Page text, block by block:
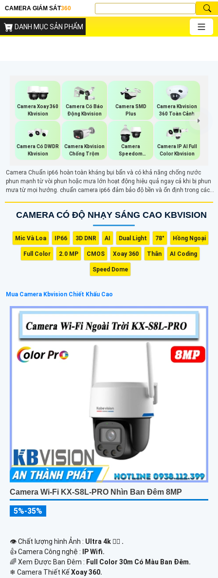
CAMERA GIÁM SÁT360
DANH MỤC SẢN PHẨM
Camera Xoay 360
Kbvision
Camera Có Báo
Động Kbvision
Camera SMD
Plus
Camera Kbvision
360 Toàn Cảnh
Camera Có DWDR
Kbvision
Camera Kbvision
Chống Trộm
Camera
Speedom
Kbvision
Camera IP AI Full
Color Kbvision
Camera Chuẩn ip66 hoàn toàn kháng bụi bẩn và có khả năng chống nước
phun mạnh từ vòi phun hoặc mưa lớn hoạt động hiệu quả ngay cả khi bị phun
mưa từ mọi hướng. chuẩn camera ip66 đảm bảo độ bền và ổn định trong các
CAMERA CÓ ĐỘ NHẠY SÁNG CAO KBVISION
Mic Và Loa IP66 3D DNR AI Dual Light 78° Hồng Ngoại
Full Color 2.0 MP CMOS Xoay 360 Thân AI Coding
Speed Dome
Mua Camera Kbvision Chiết Khấu Cao
Camera Wi-Fi KX-S8L-PRO Nhìn Ban Đêm 8MP
5%-35%
👁 Chất lượng hình Ảnh : Ultra 4k 👍🏾 .
👍 Camera Công nghệ :
IP Wifi.
🌈 Xem Được Ban Đêm : Full Color 30m Có Màu Ban Ðêm.
❄ Camera Thiết Kế Xoay 360.